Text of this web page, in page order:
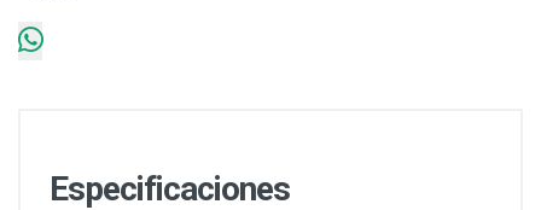
Especificaciones